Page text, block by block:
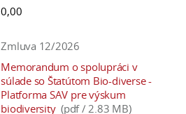
0,00
Zmluva 12/2026
Memorandum o spolupráci v
súlade so Štatútom Bio-diverse -
Platforma SAV pre výskum
biodiversity (pdf / 2.83 MB)